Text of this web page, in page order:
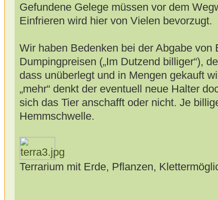
Gefundene Gelege müssen vor dem
Einfrieren wird hier von Vielen bevorzugt.
Wir haben Bedenken bei der Abgabe von
Dumpingpreisen („Im Dutzend billiger“),
dass unüberlegt und in Mengen gekauft
„mehr“ denkt der eventuell neue Halter
sich das Tier anschafft oder nicht. Je
Hemmschwelle.
Terrarium mit Erde, Pflanzen,